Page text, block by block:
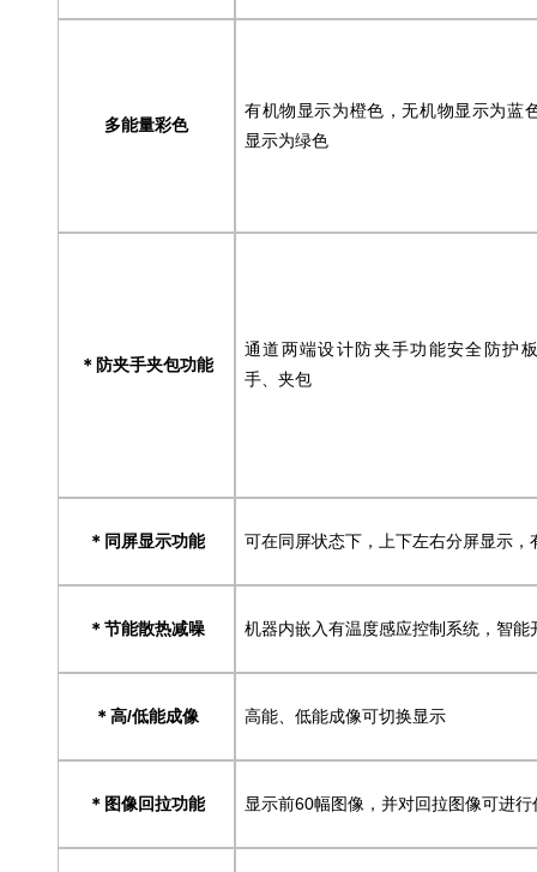
多能量彩色
有机物显示为橙色，无机物显示为蓝
显示为绿色
＊ 防夹手夹包功能
通道两端设计防夹手功能安全防护
手、夹包
＊ 同屏显示功能 可在同屏状态下，上下左右分屏显示
＊ 节能散热减噪 机器内嵌入有温度感应控制系统，智
＊ 高/低能成像 高能、低能成像可切
＊ 图像回拉功能 显示前60幅图像，并对回拉图像可进